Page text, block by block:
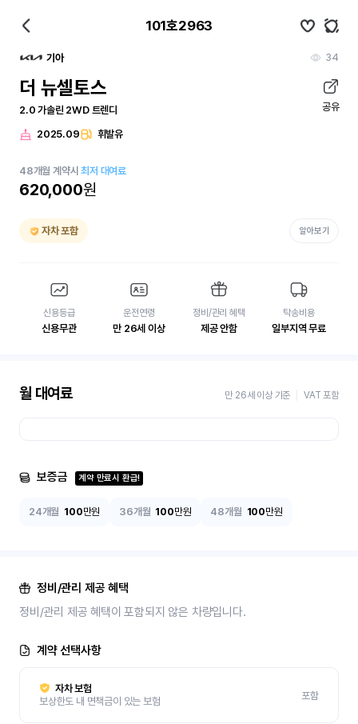
101호2963
기아 34
더 뉴셀토스
2.0 가솔린 2WD 트렌디 공유
2025.09 휘발유
48개월 계약시최저 대여료
620,000원
자차 포함 알아보기
신용등급
신용무관
운전연령
만 26세 이상
정비/관리 혜택
제공 안함
탁송비용
일부지역 무료
월 대여료 만 26세 이상 기준 VAT 포함
보증금 계약 만료시 환급!
24개월 100만원 36개월 100만원 48개월 100만원
정비/관리 제공 혜택
정비/관리 제공 혜택이 포함되지 않은 차량입니다.
계약 선택사항
자차 보험
보상한도 내 면책금이 있는 보험
포함